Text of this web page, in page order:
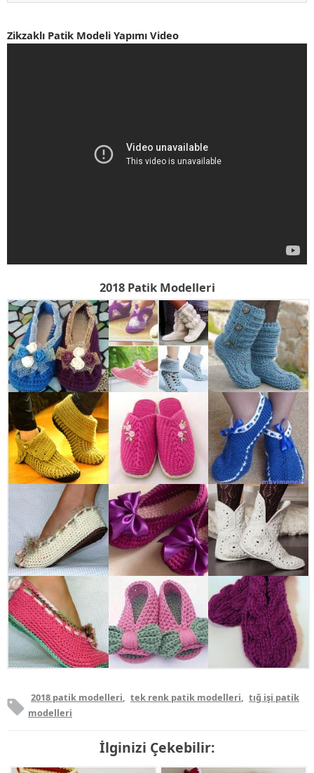
Zikzaklı Patik Modeli Yapımı Video
2018 Patik Modelleri
2018 patik modelleri, tek renk patik modelleri, tığ işi patik
modelleri
İlginizi Çekebilir: